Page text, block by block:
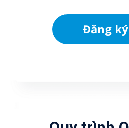
Đăng ký